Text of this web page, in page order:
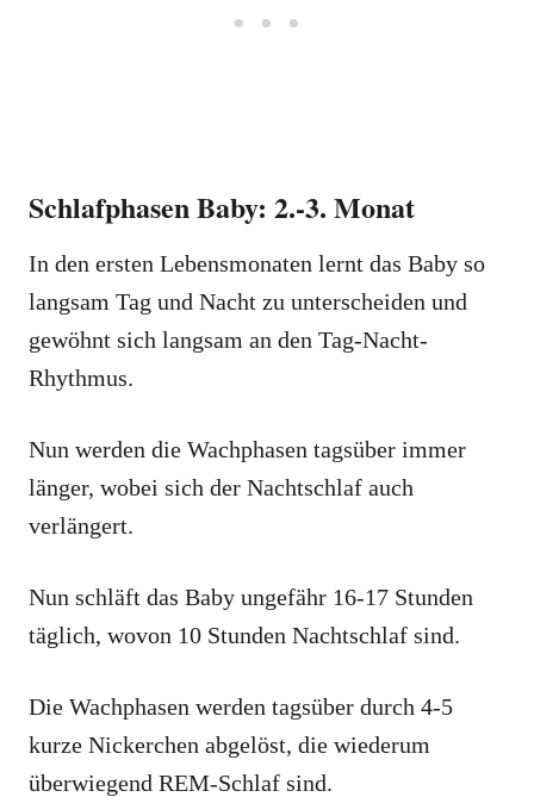
Schlafphasen Baby: 2.-3. Monat
In den ersten Lebensmonaten lernt das Baby so
langsam Tag und Nacht zu unterscheiden und
gewöhnt sich langsam an den Tag-Nacht-
Rhythmus.
Nun werden die Wachphasen tagsüber immer
länger, wobei sich der Nachtschlaf auch
verlängert.
Nun schläft das Baby ungefähr 16-17 Stunden
täglich, wovon 10 Stunden Nachtschlaf sind.
Die Wachphasen werden tagsüber durch 4-5
kurze Nickerchen abgelöst, die wiederum
überwiegend REM-Schlaf sind.